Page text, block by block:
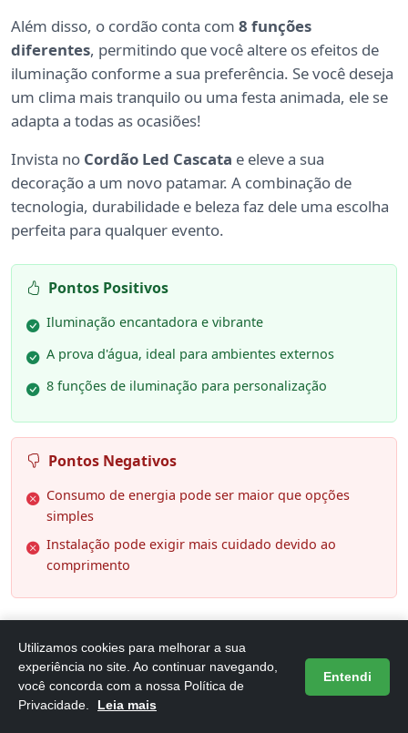
Além disso, o cordão conta com 8 funções
diferentes, permitindo que você altere os efeitos de
iluminação conforme a sua preferência. Se você deseja
um clima mais tranquilo ou uma festa animada, ele se
adapta a todas as ocasiões!
Invista no Cordão Led Cascata e eleve a sua
decoração a um novo patamar. A combinação de
tecnologia, durabilidade e beleza faz dele uma escolha
perfeita para qualquer evento.
Pontos Positivos
Iluminação encantadora e vibrante
A prova d'água, ideal para ambientes externos
8 funções de iluminação para personalização
Pontos Negativos
Consumo de energia pode ser maior que opções
simples
Instalação pode exigir mais cuidado devido ao
comprimento
6. Pisca Cascata Varal 130Led 3,0m
Utilizamos cookies para melhorar a sua
experiência no site. Ao continuar navegando,
você concorda com a nossa Política de
Privacidade.
Leia mais
Entendi